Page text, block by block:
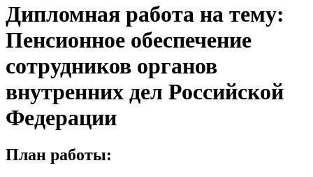
Дипломная работа на тему:
Пенсионное обеспечение
сотрудников органов
внутренних дел Российской
Федерации
План работы: